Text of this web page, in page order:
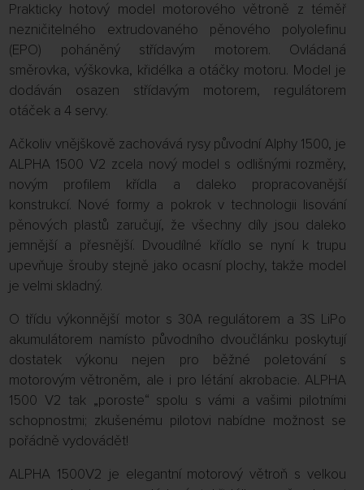
Prakticky hotový model motorového větroně z téměř
nezničitelného extrudovaného pěnového polyolefinu
(EPO) poháněný střídavým motorem. Ovládaná
směrovka, výškovka, křidélka a otáčky motoru. Model je
dodáván osazen střídavým motorem, regulátorem
otáček a 4 servy.
Ačkoliv vnějškově zachovává rysy původní Alphy 1500, je
ALPHA 1500 V2 zcela nový model s odlišnými rozměry,
novým profilem křídla a daleko propracovanější
konstrukcí. Nové formy a pokrok v technologii lisování
pěnových plastů zaručují, že všechny díly jsou daleko
jemnější a přesnější. Dvoudílné křídlo se nyní k trupu
upevňuje šrouby stejně jako ocasní plochy, takže model
je velmi skladný.
O třídu výkonnější motor s 30A regulátorem a 3S LiPo
akumulátorem namísto původního dvoučlánku poskytují
dostatek výkonu nejen pro běžné poletování s
motorovým větroněm, ale i pro létání akrobacie. ALPHA
1500 V2 tak „poroste“ spolu s vámi a vašimi pilotními
schopnostmi; zkušenému pilotovi nabídne možnost se
pořádně vydovádět!
ALPHA 1500V2 je elegantní motorový větroň s velkou